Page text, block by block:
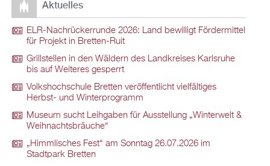
Aktuelles
ELR-Nachrückerrunde 2026: Land bewilligt Fördermittel
für Projekt in Bretten-Ruit
Grillstellen in den Wäldern des Landkreises Karlsruhe
bis auf Weiteres gesperrt
Volkshochschule Bretten veröffentlicht vielfältiges
Herbst- und Winterprogramm
Museum sucht Leihgaben für Ausstellung „Winterwelt &
Weihnachtsbräuche“
„Himmlisches Fest“ am Sonntag 26.07.2026 im
Stadtpark Bretten